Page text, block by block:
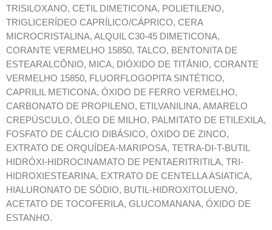
TRISILOXANO, CETIL DIMETICONA, POLIETILENO,
TRIGLICERÍDEO CAPRÍLICO/CÁPRICO, CERA
MICROCRISTALINA, ALQUIL C30-45 DIMETICONA,
CORANTE VERMELHO 15850, TALCO, BENTONITA DE
ESTEARALCÔNIO, MICA, DIÓXIDO DE TITÂNIO, CORANTE
VERMELHO 15850, FLUORFLOGOPITA SINTÉTICO,
CAPRILIL METICONA, ÓXIDO DE FERRO VERMELHO,
CARBONATO DE PROPILENO, ETILVANILINA, AMARELO
CREPÚSCULO, ÓLEO DE MILHO, PALMITATO DE ETILEXILA,
FOSFATO DE CÁLCIO DIBÁSICO, ÓXIDO DE ZINCO,
EXTRATO DE ORQUÍDEA-MARIPOSA, TETRA-DI-T-BUTIL
HIDRÓXI-HIDROCINAMATO DE PENTAERITRITILA, TRI-
HIDROXIESTEARINA, EXTRATO DE CENTELLA ASIATICA,
HIALURONATO DE SÓDIO, BUTIL-HIDROXITOLUENO,
ACETATO DE TOCOFERILA, GLUCOMANANA, ÓXIDO DE
ESTANHO.